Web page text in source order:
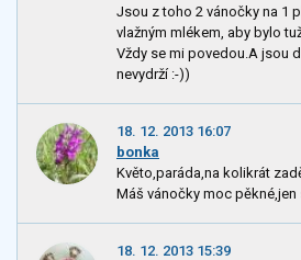
Jsou z toho 2 vánočky na 1
vlažným mlékem, aby bylo
Vždy se mi povedou.A jsou
nevydrží :-))
18. 12. 2013 16:07
bonka
Květo,paráda,na kolikrát
Máš vánočky moc
18. 12. 2013 15:39